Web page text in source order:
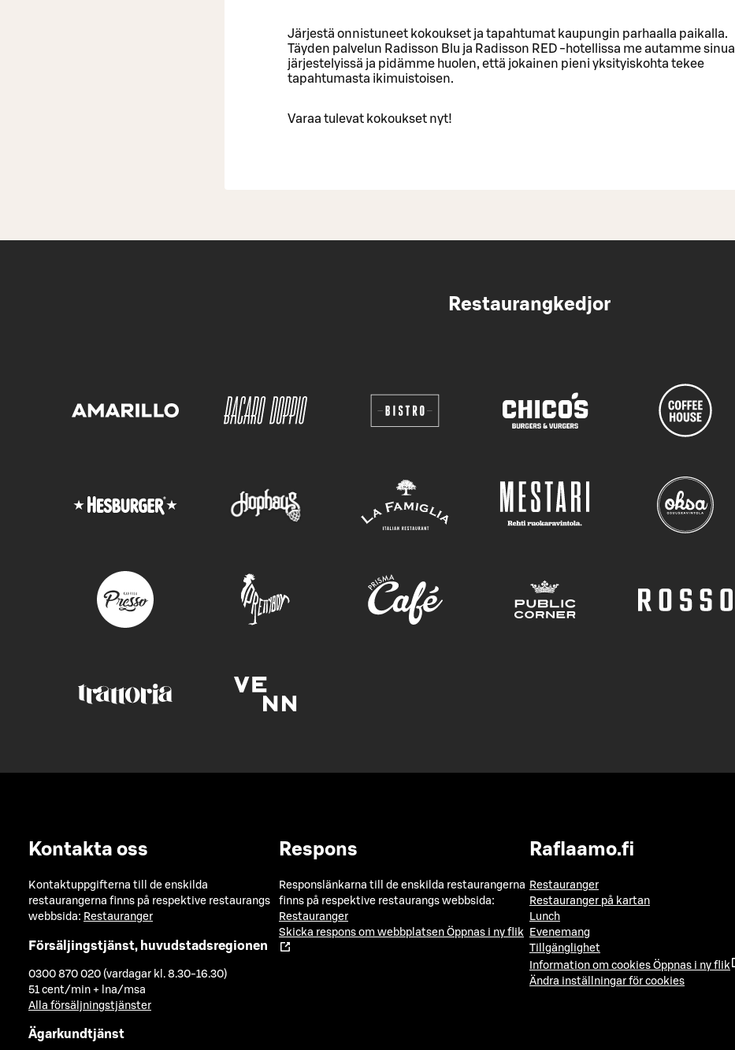
Järjestä onnistuneet kokoukset ja tapahtumat kaupungin parhaalla paikalla.
Täyden palvelun Radisson Blu ja Radisson RED -hotellissa me autamme sinua
järjestelyissä ja pidämme huolen, että jokainen pieni yksityiskohta tekee
tapahtumasta ikimuistoisen.
Varaa tulevat kokoukset nyt!
Restaurangkedjor
Kontakta oss
Kontaktuppgifterna till de enskilda
restaurangerna finns på respektive restaurangs
webbsida: Restauranger
Försäljingstjänst, huvudstadsregionen
0300 870 020 (vardagar kl. 8.30-16.30)
51 cent/min + lna/msa
Alla försäljningstjänster
Ägarkundtjänst
Respons
Responslänkarna till de enskilda restaurangerna
finns på respektive restaurangs webbsida:
Restauranger
Skicka respons om webbplatsen Öppnas i ny flik
Raflaamo.fi
Restauranger
Restauranger på kartan
Lunch
Evenemang
Tillgänglighet
Information om cookies Öppnas i ny flik
Ändra inställningar för cookies